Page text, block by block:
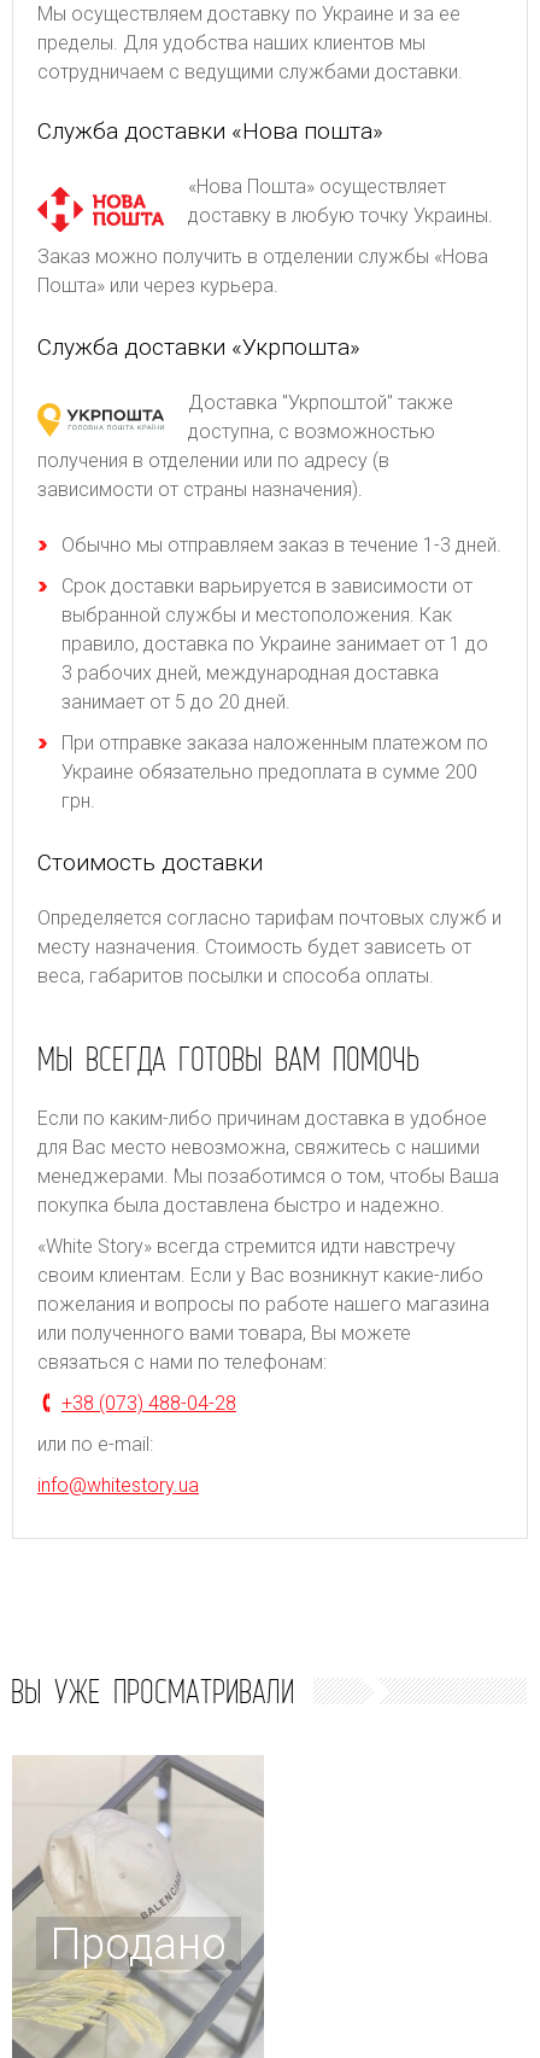
Мы осуществляем доставку по Украине и за ее
пределы. Для удобства наших клиентов мы
сотрудничаем с ведущими службами доставки.
Служба доставки «Нова пошта»
«Нова Пошта» осуществляет
доставку в любую точку Украины.
Заказ можно получить в отделении службы «Нова
Пошта» или через курьера.
Служба доставки «Укрпошта»
Доставка "Укрпоштой" также
доступна, с возможностью
получения в отделении или по адресу (в
зависимости от страны назначения).
Обычно мы отправляем заказ в течение 1-3 дней.
Срок доставки варьируется в зависимости от
выбранной службы и местоположения. Как
правило, доставка по Украине занимает от 1 до
3 рабочих дней, международная доставка
занимает от 5 до 20 дней.
При отправке заказа наложенным платежом по
Украине обязательно предоплата в сумме 200
грн.
Стоимость доставки
Определяется согласно тарифам почтовых служб и
месту назначения. Стоимость будет зависеть от
веса, габаритов посылки и способа оплаты.
МЫ ВСЕГДА ГОТОВЫ ВАМ ПОМОЧЬ
Если по каким-либо причинам доставка в удобное
для Вас место невозможна, свяжитесь с нашими
менеджерами. Мы позаботимся о том, чтобы Ваша
покупка была доставлена быстро и надежно.
«White Story» всегда стремится идти навстречу
своим клиентам. Если у Вас возникнут какие-либо
пожелания и вопросы по работе нашего магазина
или полученного вами товара, Вы можете
связаться с нами по телефонам:
+38 (073) 488-04-28
или по e-mail:
info@whitestory.ua
ВЫ УЖЕ ПРОСМАТРИВАЛИ
Продано